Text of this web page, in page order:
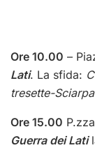
Ore 10.00 –
Lati. La sfida:
tresette-
Ore 15.00
Guerra dei Lati